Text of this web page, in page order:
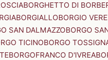
BORGHETTO DI
BORGIALLOBORGIO
SAN DALMAZZOBORGO
TICINOBORGO
BORGOFRANCO D'IVREA